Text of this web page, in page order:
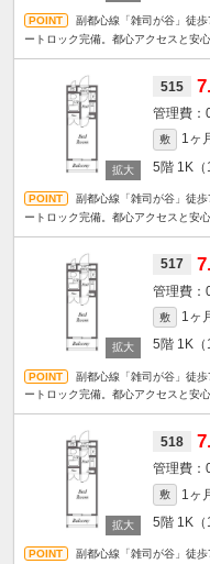
副都心線「雑司が谷」徒
ートロック完備。都心アクセスと安
515
敷 1ヶ
5階 1K（
副都心線「雑司が谷」徒
ートロック完備。都心アクセスと安
517
敷 1ヶ
5階 1K（
副都心線「雑司が谷」徒
ートロック完備。都心アクセスと安
518
敷 1ヶ
5階 1K（
副都心線「雑司が谷」徒